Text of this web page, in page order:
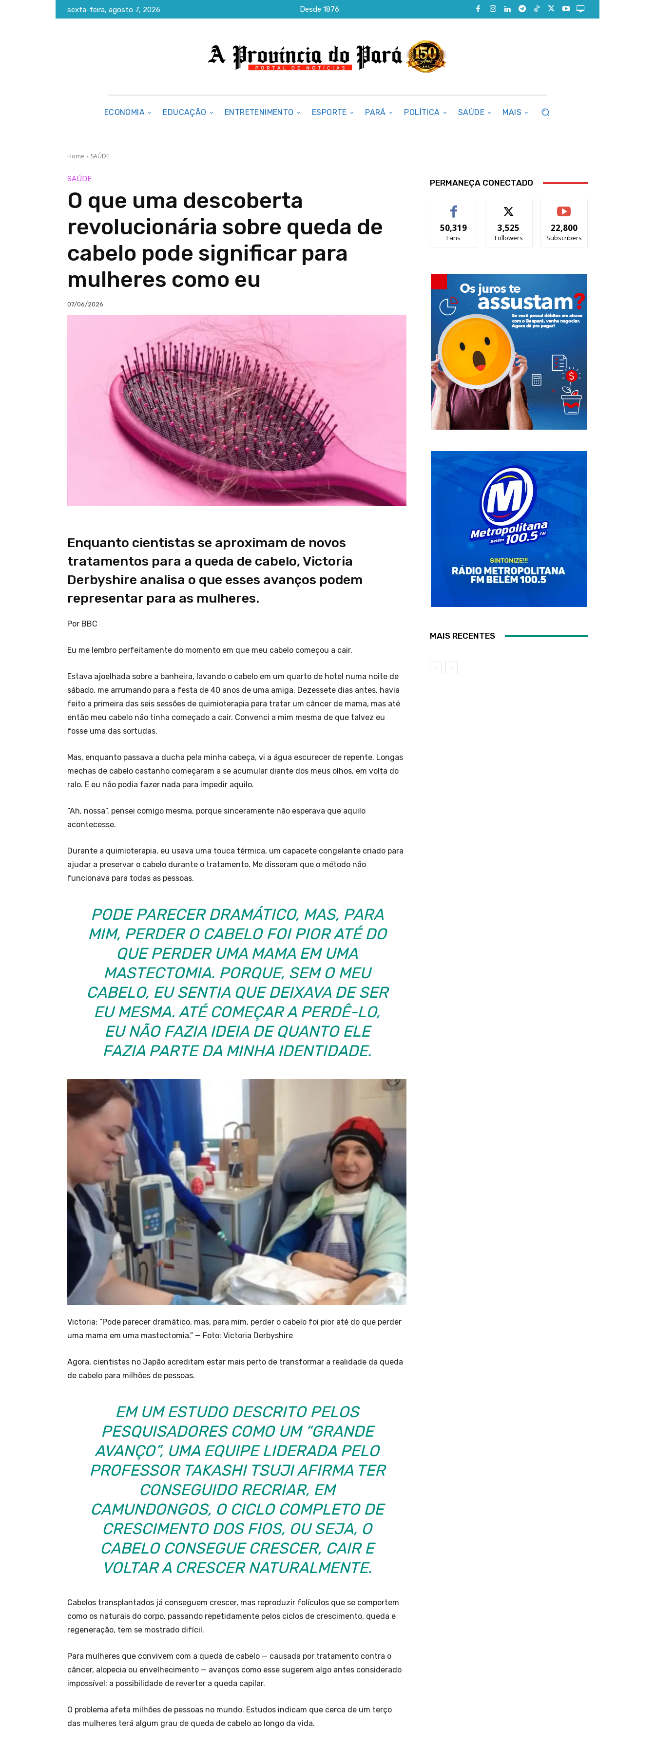
sexta-feira, agosto 7, 2026 Desde 1876
ECONOMIA EDUCAÇÃO ENTRETENIMENTO ESPORTE PARÁ POLÍTICA SAÚDE MAIS
Home SAÚDE
SAÚDE
O que uma descoberta
revolucionária sobre queda de
cabelo pode significar para
mulheres como eu
07/06/2026
Enquanto cientistas se aproximam de novos
tratamentos para a queda de cabelo, Victoria
Derbyshire analisa o que esses avanços podem
representar para as mulheres.
Por BBC
Eu me lembro perfeitamente do momento em que meu cabelo começou a cair.
Estava ajoelhada sobre a banheira, lavando o cabelo em um quarto de hotel numa noite de
sábado, me arrumando para a festa de 40 anos de uma amiga. Dezessete dias antes, havia
feito a primeira das seis sessões de quimioterapia para tratar um câncer de mama, mas até
então meu cabelo não tinha começado a cair. Convenci a mim mesma de que talvez eu
fosse uma das sortudas.
Mas, enquanto passava a ducha pela minha cabeça, vi a água escurecer de repente. Longas
mechas de cabelo castanho começaram a se acumular diante dos meus olhos, em volta do
ralo. E eu não podia fazer nada para impedir aquilo.
“Ah, nossa”, pensei comigo mesma, porque sinceramente não esperava que aquilo
acontecesse.
Durante a quimioterapia, eu usava uma touca térmica, um capacete congelante criado para
ajudar a preservar o cabelo durante o tratamento. Me disseram que o método não
funcionava para todas as pessoas.
PODE PARECER DRAMÁTICO, MAS, PARA
MIM, PERDER O CABELO FOI PIOR ATÉ DO
QUE PERDER UMA MAMA EM UMA
MASTECTOMIA. PORQUE, SEM O MEU
CABELO, EU SENTIA QUE DEIXAVA DE SER
EU MESMA. ATÉ COMEÇAR A PERDÊ-LO,
EU NÃO FAZIA IDEIA DE QUANTO ELE
FAZIA PARTE DA MINHA IDENTIDADE.
Victoria: “Pode parecer dramático, mas, para mim, perder o cabelo foi pior até do que perder
uma mama em uma mastectomia.” — Foto: Victoria Derbyshire
Agora, cientistas no Japão acreditam estar mais perto de transformar a realidade da queda
de cabelo para milhões de pessoas.
EM UM ESTUDO DESCRITO PELOS
PESQUISADORES COMO UM “GRANDE
AVANÇO”, UMA EQUIPE LIDERADA PELO
PROFESSOR TAKASHI TSUJI AFIRMA TER
CONSEGUIDO RECRIAR, EM
CAMUNDONGOS, O CICLO COMPLETO DE
CRESCIMENTO DOS FIOS, OU SEJA, O
CABELO CONSEGUE CRESCER, CAIR E
VOLTAR A CRESCER NATURALMENTE.
Cabelos transplantados já conseguem crescer, mas reproduzir folículos que se comportem
como os naturais do corpo, passando repetidamente pelos ciclos de crescimento, queda e
regeneração, tem se mostrado difícil.
Para mulheres que convivem com a queda de cabelo — causada por tratamento contra o
câncer, alopecia ou envelhecimento — avanços como esse sugerem algo antes considerado
impossível: a possibilidade de reverter a queda capilar.
O problema afeta milhões de pessoas no mundo. Estudos indicam que cerca de um terço
das mulheres terá algum grau de queda de cabelo ao longo da vida.
PERMANEÇA CONECTADO
50,319
Fans
3,525
Followers
22,800
Subscribers
MAIS RECENTES